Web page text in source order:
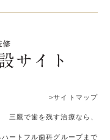
>サイトマップ
三鷹で歯を残す治療なら、
ートフル歯科グループまで